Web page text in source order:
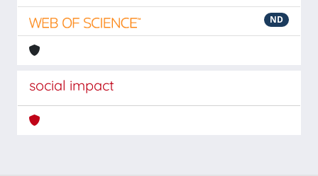
ND
social impact